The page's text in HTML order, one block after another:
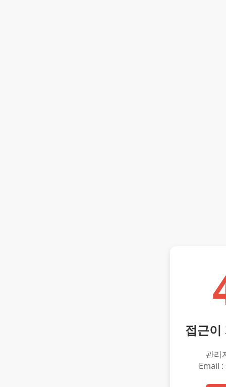
접근이
관리
Email